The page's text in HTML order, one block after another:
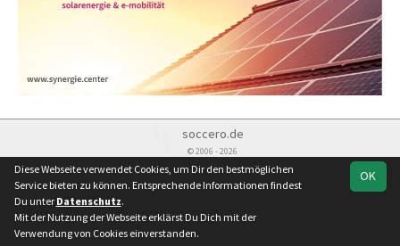
soccero.de
© 2006 - 2026
Besucherstatistik Kontakt Impressum Datenschutz OK
Diese Webseite verwendet Cookies, um Dir den bestmöglichen
Service bieten zu können. Entsprechende Informationen findest
Du unter Datenschutz.
Mit der Nutzung der Webseite erklärst Du Dich mit der
Verwendung von Cookies einverstanden.